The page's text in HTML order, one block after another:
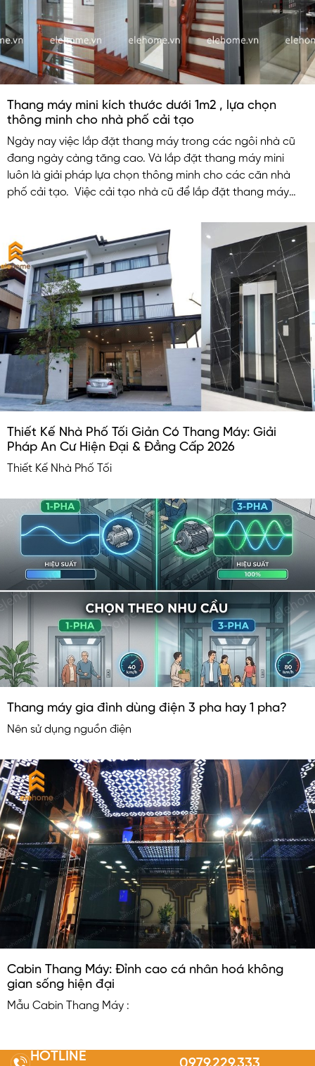
Thang máy mini kích thước dưới 1m2 , lựa chọn
thông minh cho nhà phố cải tạo
Ngày nay việc lắp đặt thang máy trong các ngôi nhà cũ
đang ngày càng tăng cao. Và lắp đặt thang máy mini
luôn là giải pháp lựa chọn thông minh cho các căn nhà
phố cải tạo. Việc cải tạo nhà cũ để lắp đặt thang máy
sống mà còn làm tăng giá trị cho căn nhà.
Thiết Kế Nhà Phố Tối Giản Có Thang Máy: Giải
Pháp An Cư Hiện Đại & Đẳng Cấp 2026
Thiết Kế Nhà Phố Tối
Thang máy gia đình dùng điện 3 pha hay 1 pha?
Nên sử dụng nguồn điện
Cabin Thang Máy: Đỉnh cao cá nhân hoá không
gian sống hiện đại
Mẫu Cabin Thang Máy :
HOTLINE